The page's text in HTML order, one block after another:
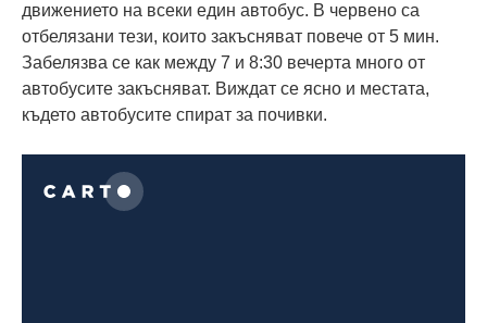
движението на всеки един автобус. В червено са
отбелязани тези, които закъсняват повече от 5 мин.
Забелязва се как между 7 и 8:30 вечерта много от
автобусите закъсняват. Виждат се ясно и местата,
където автобусите спират за почивки.